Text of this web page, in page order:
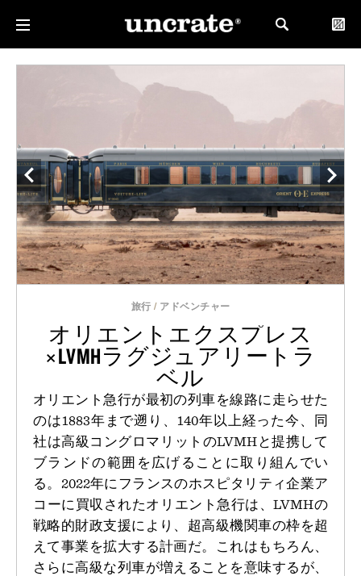
旅行 / アドベンチャー
オリエントエクスプレス
×LVMHラグジュアリートラ
ベル
オリエント急行が最初の列車を線路に走らせた
のは1883年まで遡り、140年以上経った今、同
社は高級コングロマリットのLVMHと提携して
ブランドの範囲を広げることに取り組んでい
る。2022年にフランスのホスピタリティ企業ア
コーに買収されたオリエント急行は、LVMHの
戦略的財政支援により、超高級機関車の枠を超
えて事業を拡大する計画だ。これはもちろん、
さらに高級な列車が増えることを意味するが、